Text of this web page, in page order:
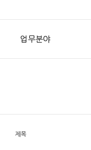
업무분야
제목